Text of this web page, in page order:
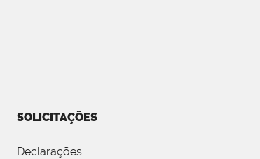
SOLICITAÇÕES
Declarações